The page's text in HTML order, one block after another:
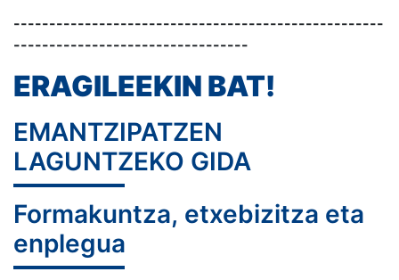
----------------------------------------------------
---------------------------------
ERAGILEEKIN BAT!
EMANTZIPATZEN
LAGUNTZEKO GIDA
Formakuntza, etxebizitza eta
enplegua